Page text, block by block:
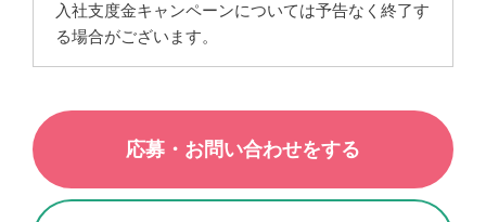
入社支度金キャンペーンについては予告なく終了す
る場合がございます。
応募・お問い合わせをする